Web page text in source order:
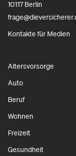
10117 Berlin
Kontakte für Medien
Altersvorsorge
Auto
Beruf
Wohnen
Freizeit
Gesundheit